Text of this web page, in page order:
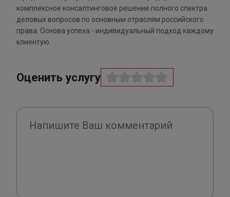
комплексное консалтинговое решение полного спектра
деловых вопросов по основным отраслям российского
права. Основа успеха - индивидуальный подход каждому
клиентую
Оценить услугу